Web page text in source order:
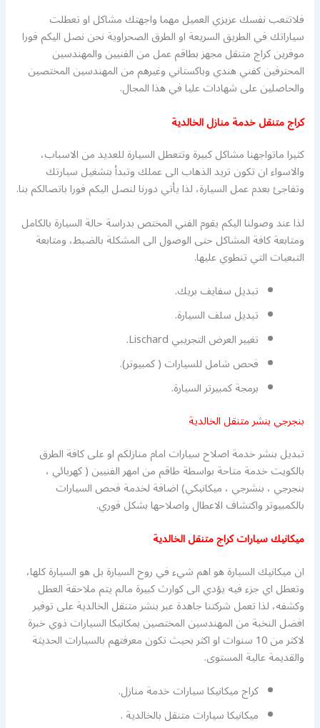
فلاتتعب نفسك عزيزي العميل مهما واجهتك مشاكل او تعطلت
سياراتك في الطريق السريعة او الطرق الصحراوية نحن نصل اليكم فورا
موفرين كراج متنقل مجهز بطاقم عمل من الفنيين والمهندسين
المحترفين كفني هندي وباكستاني وغيرهم من المهندسين المختصين
والحاصلين على شهادات عليا في هذا المجال.
كراج متنقل خدمة منازل الخالدية
كثيرا ماتواجهنا مشاكل كبيرة وتتعطل السيارة للعديد من الاسباب،
والاسواء ان تكون تريد الذهاب الى عملك وتبدأ بتشغيل سيارتك
وتفاجئ بعدم عمل السيارة، لذا يأتي دورنا لنصل اليكم فورا باتصالكم بنا.
لذا عند وصولنا اليكم يقوم الفني المختص بدراسة حالة السيارة بالكامل
ومتابعة كافة المشاكل حتى الوصول الى المشكلة بالضبط، ومتابعة
التبعيات التي تنطوي عليها.
تبديل سفايف بريك.
تبديل سلف السيارة.
تغيير العرض التجريبي Lischard.
فحص شامل للسيارات ( كمبيوتر).
برمجة كمبيرتر السيارة.
بنجرجي بنشر متنقل الخالدية
تبديل بنشر خدمة اصلاح سيارات امام منازلكم او على كافة الطرق
بالكويت خدمة متاحة بواسطة طاقم من امهر الفنيين ( كهربائي ،
بنجرجي ، بنشرجي ، ميكانيكي) اضافة لخدمة فحص السيارات
بالكمبيوتر واكتشاف الاعطال واصلاحها بشكل فوري.
ميكانيك سيارات كراج متنقل الخالدية
ان ميكانيك السيارة هو اهم شيء في روح السيارة بل هو السيارة كلها،
وتعطل اي جزء فيه يؤدي الى كوارث كبيرة مالم يتم ملاحقة العطل
وكشفه، لذا تعمل شركتنا جاهدة عبر بنشر متنقل الخالدية على توفير
افضل النخبة من المهندسين المختصين بمكانيكا السيارات ذوي خبرة
لاكثر من 10 سنوات او اكثر بحيث تكون معرفتهم بالسيارات الحديثة
والقديمة عالية المستوى.
كراج ميكانيكا سيارات خدمة منازل.
ميكانيكا سيارات متنقل بالخالدية .